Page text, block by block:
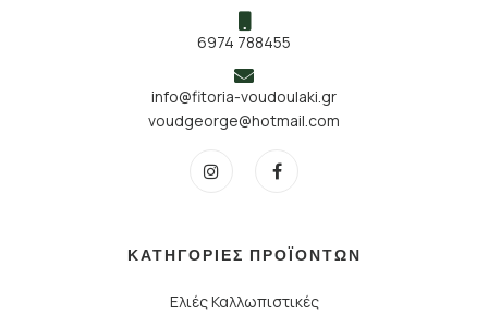
6974 788455
info@fitoria-voudoulaki.gr
voudgeorge@hotmail.com
ΚΑΤΗΓΟΡΙΕΣ ΠΡΟΪΟΝΤΩΝ
Ελιές Καλλωπιστικές